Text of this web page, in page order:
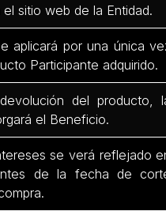
sitio web de la Entidad.
aplicará por una única
Participante adquirido.
del producto,
el Beneficio.
se verá reflejado
de la fecha de